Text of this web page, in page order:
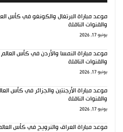
والقنوات الناقلة
يونيو 17, 2026
والقنوات الناقلة
يونيو 17, 2026
والقنوات الناقلة
يونيو 17, 2026